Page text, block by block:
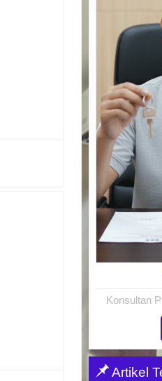
Konsultan
Artikel